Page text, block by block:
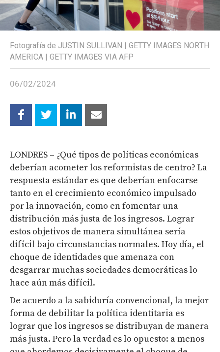
Fotografía de JUSTIN SULLIVAN | GETTY IMAGES NORTH
AMERICA | GETTY IMAGES VIA AFP
06/02/2024
LONDRES – ¿Qué tipos de políticas económicas
deberían acometer los reformistas de centro? La
respuesta estándar es que deberían enfocarse
tanto en el crecimiento económico impulsado
por la innovación, como en fomentar una
distribución más justa de los ingresos. Lograr
estos objetivos de manera simultánea sería
difícil bajo circunstancias normales. Hoy día, el
choque de identidades que amenaza con
desgarrar muchas sociedades democráticas lo
hace aún más difícil.
De acuerdo a la sabiduría convencional, la mejor
forma de debilitar la política identitaria es
lograr que los ingresos se distribuyan de manera
más justa. Pero la verdad es lo opuesto: a menos